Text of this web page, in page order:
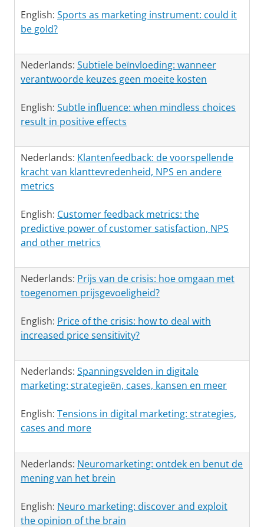
English: Sports as marketing instrument: could it
be gold?
Nederlands: Subtiele beïnvloeding: wanneer
verantwoorde keuzes geen moeite kosten
English: Subtle influence: when mindless choices
result in positive effects
Nederlands: Klantenfeedback: de voorspellende
kracht van klanttevredenheid, NPS en andere
metrics
English: Customer feedback metrics: the
predictive power of customer satisfaction, NPS
and other metrics
Nederlands: Prijs van de crisis: hoe omgaan met
toegenomen prijsgevoeligheid?
English: Price of the crisis: how to deal with
increased price sensitivity?
Nederlands: Spanningsvelden in digitale
marketing: strategieën, cases, kansen en meer
English: Tensions in digital marketing: strategies,
cases and more
Nederlands: Neuromarketing: ontdek en benut de
mening van het brein
English: Neuro marketing: discover and exploit
the opinion of the brain